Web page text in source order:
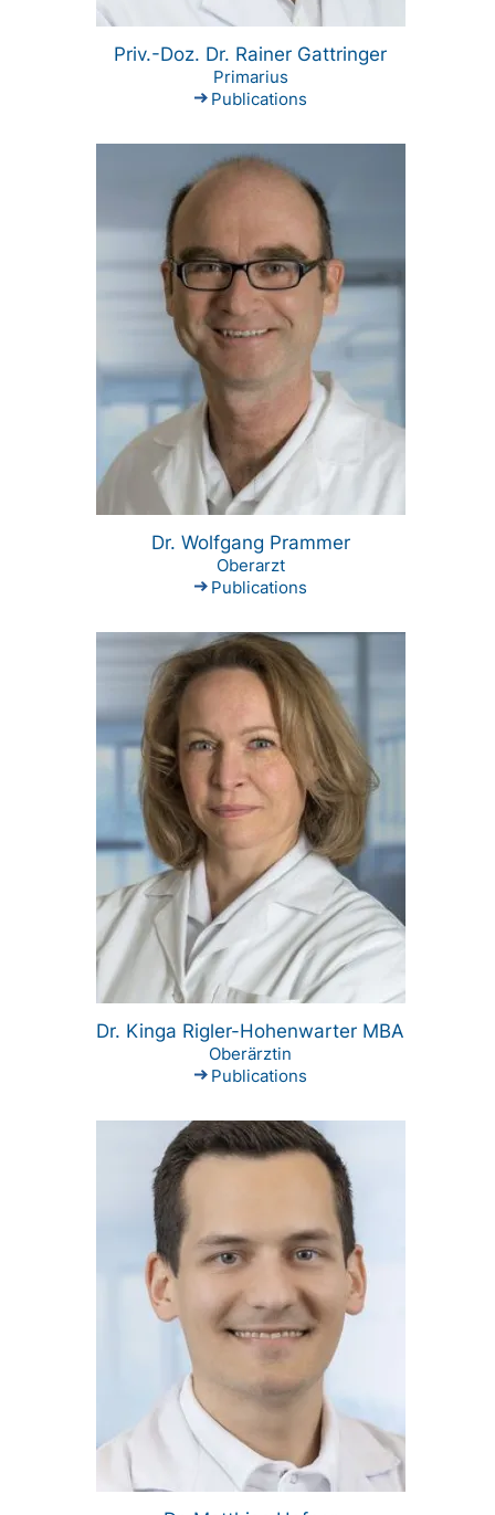
Priv.-Doz. Dr. Rainer Gattringer
Primarius
Publications
Dr. Wolfgang Prammer
Oberarzt
Publications
Dr. Kinga Rigler-Hohenwarter MBA
Oberärztin
Publications